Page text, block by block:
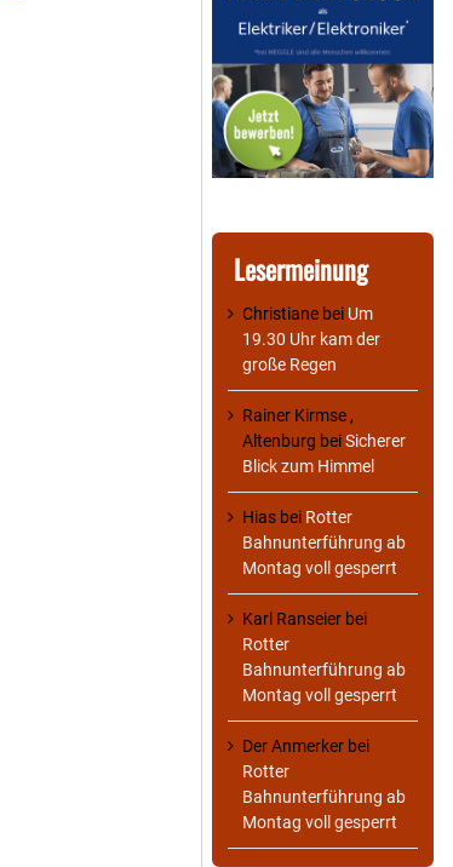
Lesermeinung
Christiane bei Um
19.30 Uhr kam der
große Regen
Rainer Kirmse ,
Altenburg beiSicherer
Blick zum Himmel
Hias bei Rotter
Bahnunterführung ab
Montag voll gesperrt
Karl Ranseier bei
Rotter
Bahnunterführung ab
Montag voll gesperrt
Der Anmerker bei
Rotter
Bahnunterführung ab
Montag voll gesperrt